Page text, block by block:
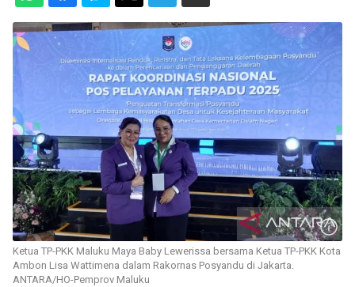
Ketua TP-PKK Maluku Maya Baby Lewerissa bersama Ketua TP-PKK Kota
Ambon Lisa Wattimena dalam Rakornas Posyandu di Jakarta.
ANTARA/HO-Pemprov Maluku